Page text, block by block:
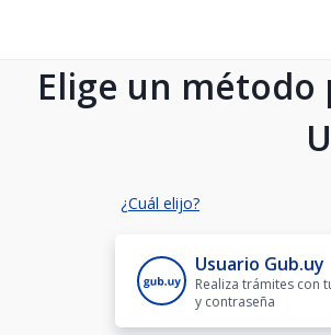
Elige un
¿Cuál elijo?
Usuario Gub.uy
Realiza trámites con
y contraseña